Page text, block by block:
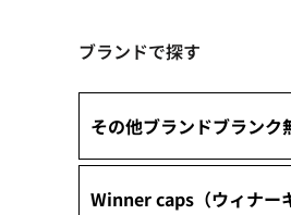
ブランドで探す
セール＆おすすめ特集
ブログ一覧
ブログ一覧
店舗オリジナルデザイン
NEW ERA ニューエラライ
47BLAND-MLB(フォーティセ
MLB メジャーリーグチ
ブランクキャップ無地キ